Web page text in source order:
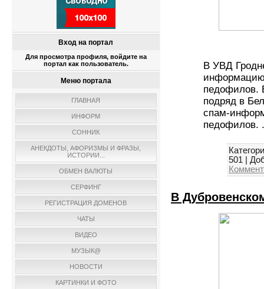
Вход на портал
Для просмотра профиля, войдите на
портал как пользователь.
Меню портала
ГЛАВНАЯ
ИНФОРМ
СОННИК
АНЕКДОТЫ, АФОРИЗМЫ И ФРАЗЫ,
ИСТОРИИ...
ОБМЕН ВАЛЮТЫ
СЕРФИНГ
РЕГИСТРАЦИЯ ДОМЕНОВ
ЧАТЫ
ВИДЕО
МУЗЫК@
НОВОСТИ
КАРТИНКИ И ФОТО
В УВД
педофилов.
подряд в
спам-
педофилов.
501
В